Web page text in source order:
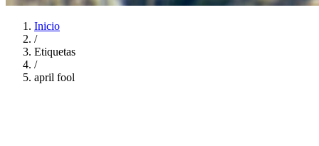
Inicio
/
Etiquetas
/
april fool